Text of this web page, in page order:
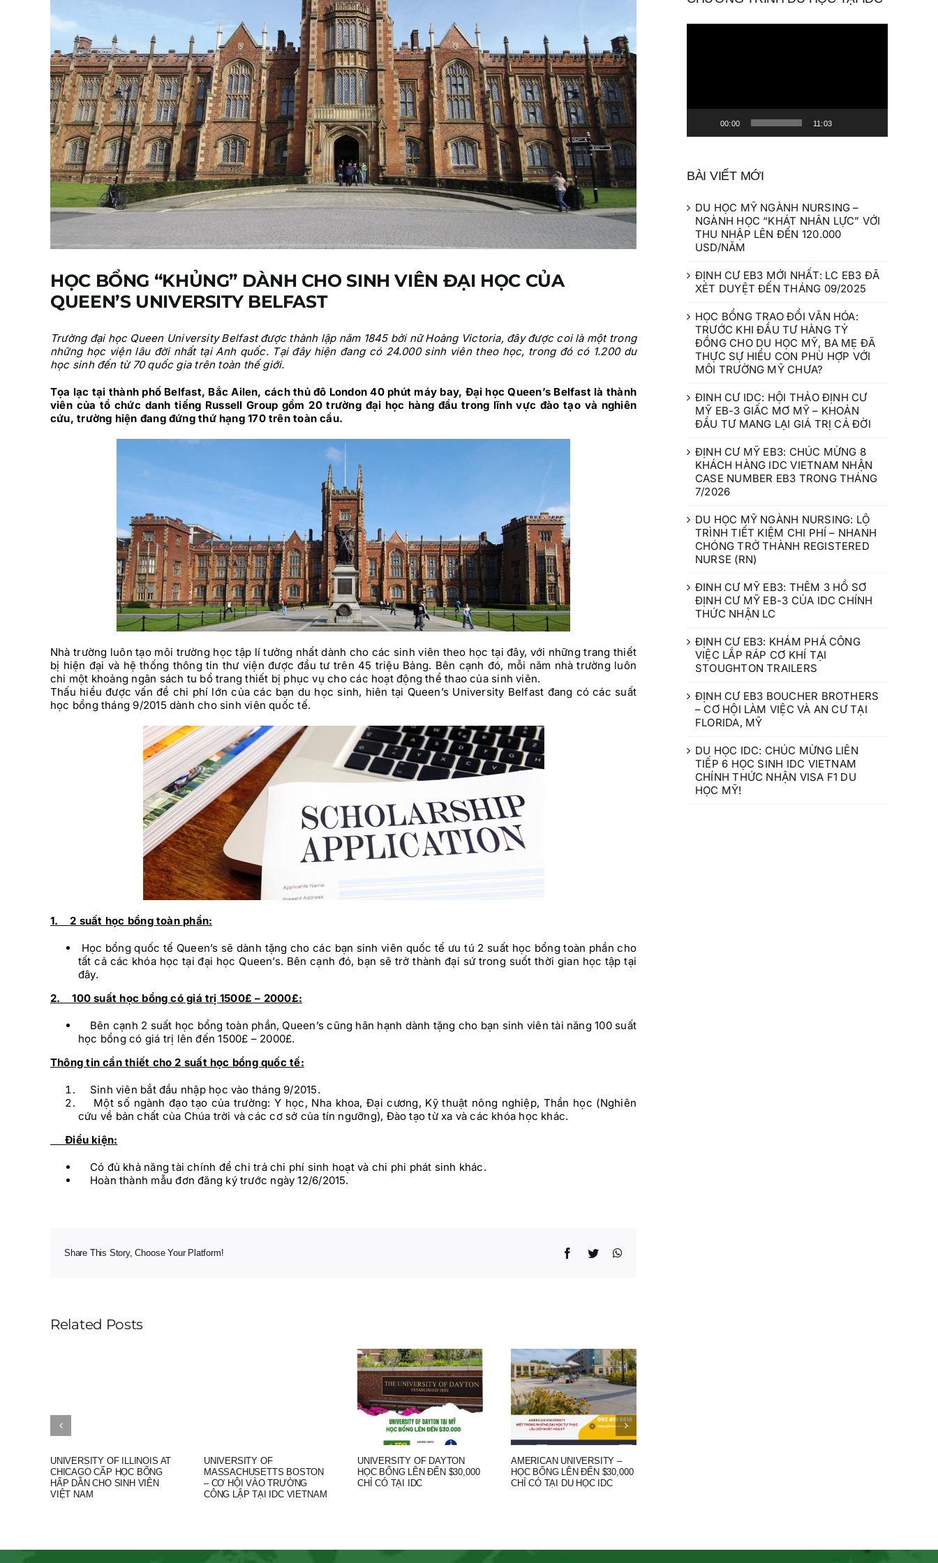
HỌC BỔNG “KHỦNG” DÀNH CHO SINH VIÊN ĐẠI HỌC CỦA
QUEEN’S UNIVERSITY BELFAST
Trường đại học Queen University Belfast được thành lập năm 1845 bởi nữ Hoàng Victoria, đây được coi là một trong
những học viện lâu đời nhất tại Anh quốc. Tại đây hiện đang có 24.000 sinh viên theo học, trong đó có 1.200 du
học sinh đến từ 70 quốc gia trên toàn thế giới.
Tọa lạc tại thành phố Belfast, Bắc Ailen, cách thủ đô London 40 phút máy bay, Đại học Queen’s Belfast là thành
viên của tổ chức danh tiếng Russell Group gồm 20 trường đại học hàng đầu trong lĩnh vực đào tạo và nghiên
cứu, trường hiện đang đứng thứ hạng 170 trên toàn cầu.
Nhà trường luôn tạo môi trường học tập lí tưởng nhất dành cho các sinh viên theo học tại đây, với những trang thiết
bị hiện đại và hệ thống thông tin thư viện được đầu tư trên 45 triệu Bảng. Bên cạnh đó, mỗi năm nhà trường luôn
chi một khoảng ngân sách tu bổ trang thiết bị phục vụ cho các hoạt động thể thao của sinh viên.
Thấu hiểu được vấn đề chi phí lớn của các bạn du học sinh, hiên tại Queen’s University Belfast đang có các suất
học bổng tháng 9/2015 dành cho sinh viên quốc tế.
1. 2 suất học bổng toàn phần:
Học bổng quốc tế Queen’s sẽ dành tặng cho các bạn sinh viên quốc tế ưu tú 2 suất học bổng toàn phần cho
tất cả các khóa học tại đại học Queen’s. Bên cạnh đó, bạn sẽ trở thành đại sứ trong suốt thời gian học tập tại
đây.
2. 100 suất học bổng có giá trị 1500£ – 2000£:
Bên cạnh 2 suất học bổng toàn phần, Queen’s cũng hân hạnh dành tặng cho bạn sinh viên tài năng 100 suất
học bổng có giá trị lên đến 1500£ – 2000£.
Thông tin cần thiết cho 2 suất học bổng quốc tế:
Sinh viên bắt đầu nhập học vào tháng 9/2015.
Một số ngành đạo tạo của trường: Y học, Nha khoa, Đại cương, Kỹ thuật nông nghiệp, Thần học (Nghiên
cứu về bản chất của Chúa trời và các cơ sở của tín ngưỡng), Đào tạo từ xa và các khóa học khác.
Điều kiện:
Có đủ khả năng tài chính để chi trả chi phí sinh hoạt và chi phi phát sinh khác.
Hoàn thành mẫu đơn đăng ký trước ngày 12/6/2015.
Share This Story, Choose Your Platform! Facebook
Twitter
Related Posts
UNIVERSITY OF ILLINOIS AT
CHICAGO CẤP HỌC BỔNG
HẤP DẪN CHO SINH VIÊN
VIỆT NAM
UNIVERSITY OF
MASSACHUSETTS BOSTON
– CƠ HỘI VÀO TRƯỜNG
CÔNG LẬP TẠI IDC VIETNAM
UNIVERSITY OF DAYTON
HỌC BỔNG LÊN ĐẾN $30,000
CHỈ CÓ TẠI IDC
AMERICAN UNIVERSITY –
HỌC BỔNG LÊN ĐẾN $30,000
CHỈ CÓ TẠI DU HỌC IDC
00:00 11:03
BÀI VIẾT MỚI
DU HỌC MỸ NGÀNH NURSING –
NGÀNH HỌC “KHÁT NHÂN LỰC” VỚI
THU NHẬP LÊN ĐẾN 120.000
USD/NĂM
ĐỊNH CƯ EB3 MỚI NHẤT: LC EB3 ĐÃ
XÉT DUYỆT ĐẾN THÁNG 09/2025
HỌC BỔNG TRAO ĐỔI VĂN HÓA:
TRƯỚC KHI ĐẦU TƯ HÀNG TỶ
ĐỒNG CHO DU HỌC MỸ, BA MẸ ĐÃ
THỰC SỰ HIỂU CON PHÙ HỢP VỚI
MÔI TRƯỜNG MỸ CHƯA?
ĐINH CƯ IDC: HỘI THẢO ĐỊNH CƯ
MỸ EB-3 GIẤC MƠ MỸ – KHOẢN
ĐẦU TƯ MANG LẠI GIÁ TRỊ CẢ ĐỜI
ĐỊNH CƯ MỸ EB3: CHÚC MỪNG 8
KHÁCH HÀNG IDC VIETNAM NHẬN
CASE NUMBER EB3 TRONG THÁNG
7/2026
DU HỌC MỸ NGÀNH NURSING: LỘ
TRÌNH TIẾT KIỆM CHI PHÍ – NHANH
CHÓNG TRỞ THÀNH REGISTERED
NURSE (RN)
ĐINH CƯ MỸ EB3: THÊM 3 HỒ SƠ
ĐỊNH CƯ MỸ EB-3 CỦA IDC CHÍNH
THỨC NHẬN LC
ĐỊNH CƯ EB3: KHÁM PHÁ CÔNG
VIỆC LẮP RÁP CƠ KHÍ TẠI
STOUGHTON TRAILERS
ĐỊNH CƯ EB3 BOUCHER BROTHERS
– CƠ HỘI LÀM VIỆC VÀ AN CƯ TẠI
FLORIDA, MỸ
DU HỌC IDC: CHÚC MỪNG LIÊN
TIẾP 6 HỌC SINH IDC VIETNAM
CHÍNH THỨC NHẬN VISA F1 DU
HỌC MỸ!